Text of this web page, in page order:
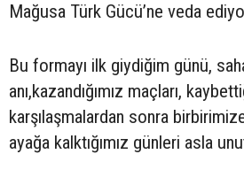
Mağusa Türk Gücü’ne veda
Bu formayı ilk giydiğim günü,
anı,kazandığımız maçları,
karşılaşmalardan sonra
ayağa kalktığımız günleri asla